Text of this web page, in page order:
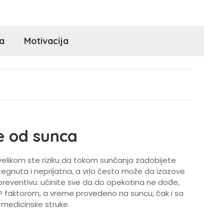
Motivacija
od sunca
ste riziku da tokom sunčanja zadobijete
i neprijatna, a vrlo često može da izazove
učinite sve da do opekotina ne dođe,
a vreme provedeno na suncu, čak i sa
struke.